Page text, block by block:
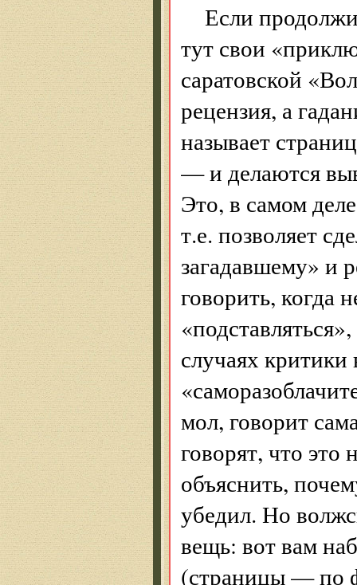
Если
тут свои
саратовской
рецензия, а
называет
— и делаются
Это, в самом
т.е. позволяет
загадавшему» и
говорить, когда
случаях
мол, говорит
говорят, что это
объяснить,
убедил. Но
вещь: вот вам
(страницы — по